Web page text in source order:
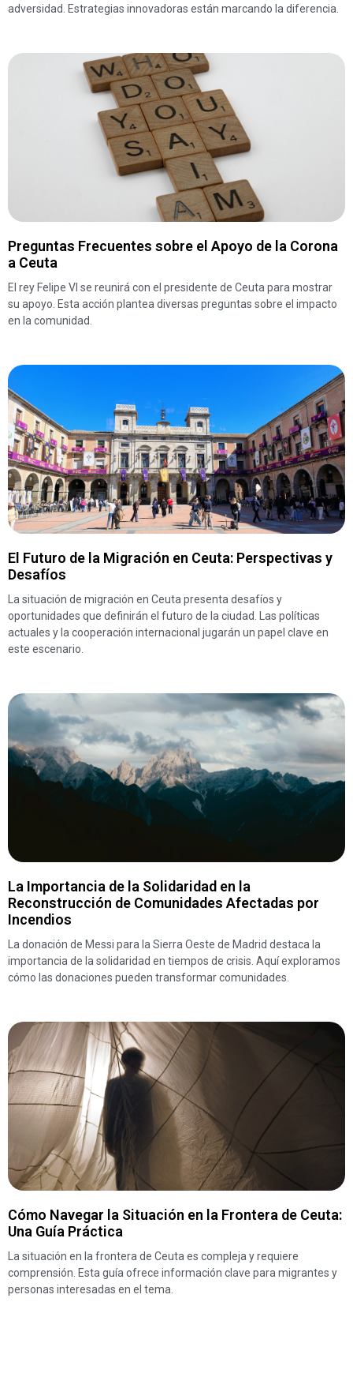
adversidad. Estrategias innovadoras están marcando la diferencia.
Preguntas Frecuentes sobre el Apoyo de la Corona
a Ceuta
El rey Felipe VI se reunirá con el presidente de Ceuta para mostrar
su apoyo. Esta acción plantea diversas preguntas sobre el impacto
en la comunidad.
El Futuro de la Migración en Ceuta: Perspectivas y
Desafíos
La situación de migración en Ceuta presenta desafíos y
oportunidades que definirán el futuro de la ciudad. Las políticas
actuales y la cooperación internacional jugarán un papel clave en
este escenario.
La Importancia de la Solidaridad en la
Reconstrucción de Comunidades Afectadas por
Incendios
La donación de Messi para la Sierra Oeste de Madrid destaca la
importancia de la solidaridad en tiempos de crisis. Aquí exploramos
cómo las donaciones pueden transformar comunidades.
Cómo Navegar la Situación en la Frontera de Ceuta:
Una Guía Práctica
La situación en la frontera de Ceuta es compleja y requiere
comprensión. Esta guía ofrece información clave para migrantes y
personas interesadas en el tema.